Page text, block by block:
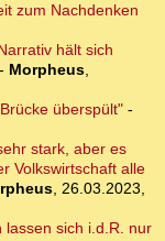
zum Nachdenken
hält sich
- Morpheus,
überspült"-
stark, aber es
Volkswirtschaft alle
, 26.03.2023,
sich i.d.R. nur